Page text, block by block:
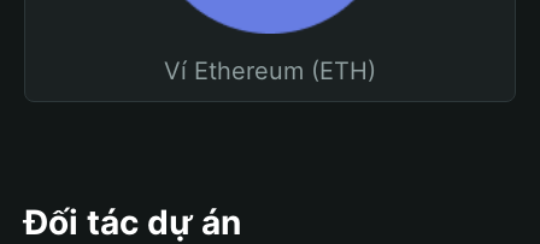
Ví Ethereum (ETH)
Đối tác dự án